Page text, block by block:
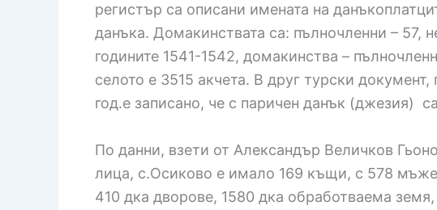
регистър са описани имената на
данъка. Домакинствата са: пълночленни – 57,
годините 1541-1542, домакинства –
селото е 3515 акчета. В друг турски
год.е записано, че с паричен данък (джезия)
По данни, взети от Александър Величков
лица, с.Осиково е имало 169 къщи, с 578
410 дка дворове, 1580 дка обработваема